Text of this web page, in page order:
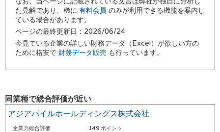
た見解であり、稀に 有料会員 のみが利用できる機能を案内し
ている場合があります。
ページの最終更新日：2026/06/24
今見ている企業の詳しい財務データ（Excel）が欲しい方の
ために格安で 財務データ販売 も行っています。
同業種で総合評価が近い
アジアパイルホールディングス株式会社
企業力総合評価
149 ポイント